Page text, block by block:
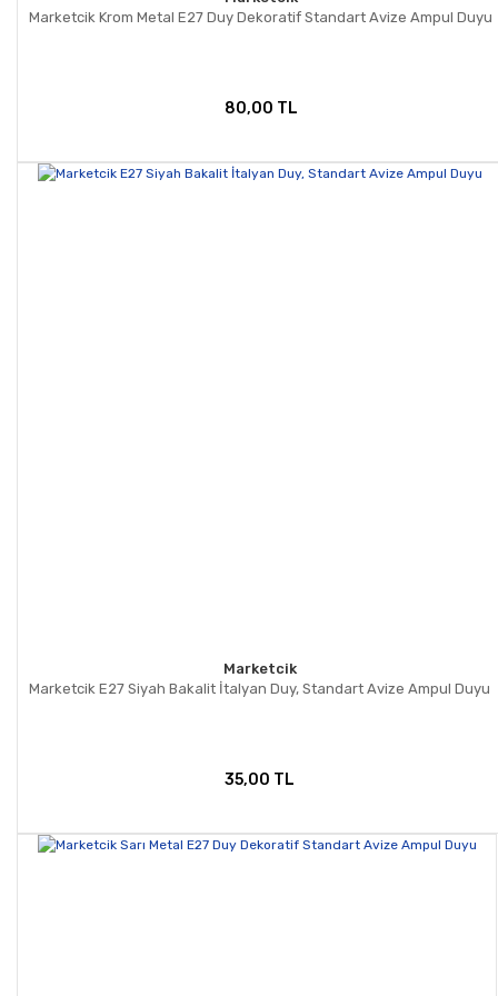
Marketcik Krom Metal E27 Duy Dekoratif Standart Avize Ampul Duyu
80,00 TL
Marketcik
Marketcik E27 Siyah Bakalit İtalyan Duy, Standart Avize Ampul Duyu
35,00 TL